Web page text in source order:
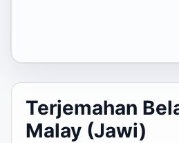
Terjemahan
Malay (Jawi)